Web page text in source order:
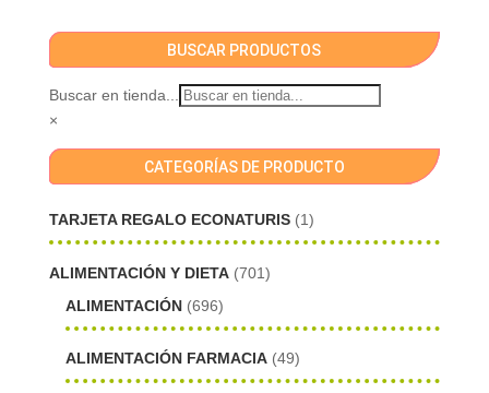
BUSCAR PRODUCTOS
Buscar en tienda...
×
CATEGORÍAS DE PRODUCTO
TARJETA REGALO ECONATURIS (1)
ALIMENTACIÓN Y DIETA (701)
ALIMENTACIÓN (696)
ALIMENTACIÓN FARMACIA (49)